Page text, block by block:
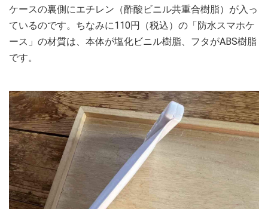
ケースの裏側にエチレン（酢酸ビニル共重合樹脂）が入っ
ているのです。ちなみに110円（税込）の「防水スマホケ
ース」の材質は、本体が塩化ビニル樹脂、フタがABS樹脂
です。